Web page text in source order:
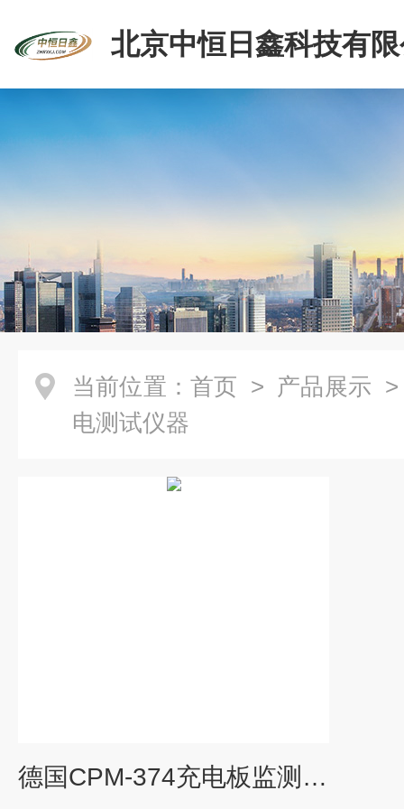
北京中恒日鑫科技有
当前位置： 首页 > 产品展示
电测试仪器
德国CPM-374充电板监测仪（0-200KV/m）